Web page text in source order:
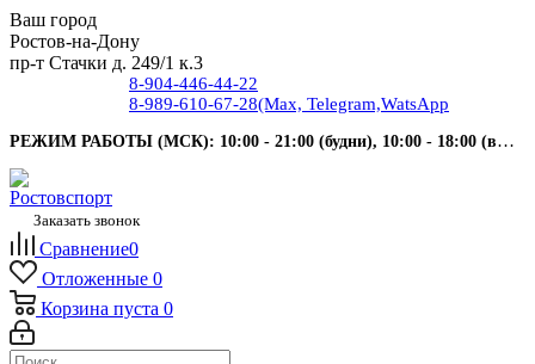
Ваш город
Ростов-на-Дону
пр-т Стачки д. 249/1 к.3
8-904-446-44-22
8-989-610-67-28(Max, Telegram,WatsApp
РЕЖИМ РАБОТЫ (МСК): 10:00 - 21:00 (будни), 10:00 - 18:00 (выходные).
Заказать звонок
Сравнение0
Отложенные 0
Корзина пуста 0